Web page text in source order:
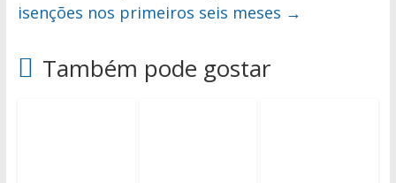
isenções nos primeiros seis meses →
Também pode gostar